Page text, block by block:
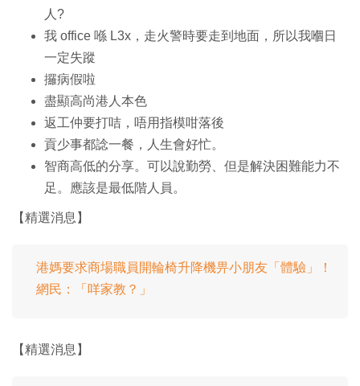
人?
我 office 喺 L3x，走火警時要走到地面，所以我嗰日
一定失蹤
攞病假啦
盡顯高尚港人本色
返工仲要打咭，唔用指模咁落後
貢少事都諗一餐，人生會好忙。
智商高低的分享。可以說勤勞、但是解決困難能力不
足。應該是最低階人員。
【精選消息】
港媽要求商場職員開輪椅升降機畀小朋友「體驗」！
網民：「咩家教？」
【精選消息】